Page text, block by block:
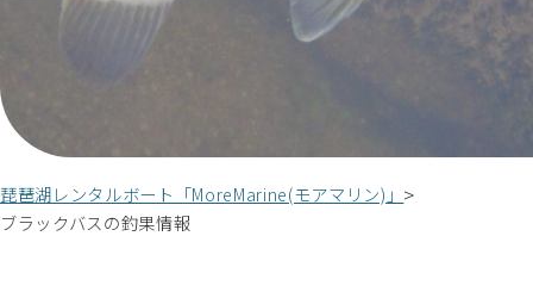
琵琶湖レンタルボート「MoreMarine(モアマリン)」
ブラックバスの釣果情報